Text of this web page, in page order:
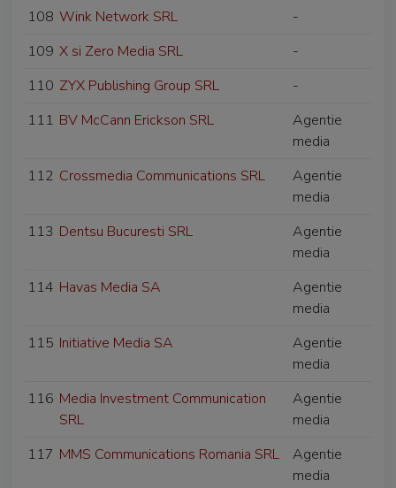
108 Wink Network SRL
-
109 X si Zero Media SRL
-
110 ZYX Publishing Group SRL
-
111 BV McCann Erickson SRL
Agentie
media
112 Crossmedia Communications SRL
Agentie
media
113 Dentsu Bucuresti SRL
Agentie
media
114 Havas Media SA
Agentie
media
115 Initiative Media SA
Agentie
media
116 Media Investment Communication
SRL
Agentie
media
117 MMS Communications Romania SRL
Agentie
media